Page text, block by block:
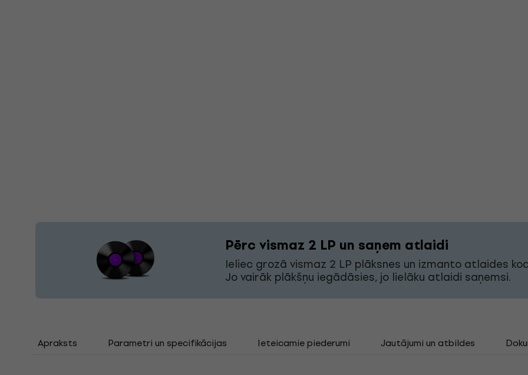
Pērc vismaz 2 LP un saņem atlaidi
Ieliec grozā vismaz 2 LP plāksnes un izmanto atlaides
Jo vairāk plākšņu iegādāsies, jo lielāku atlaidi saņemsi.
Apraksts Parametri un specifikācijas Ieteicamie piederumi Jautājumi un atbildes